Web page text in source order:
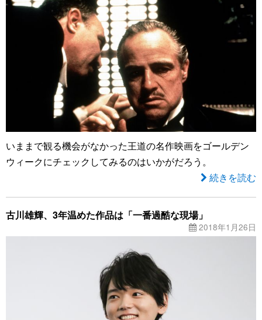
いままで観る機会がなかった王道の名作映画をゴールデン
ウィークにチェックしてみるのはいかがだろう。
続きを読む
古川雄輝、3年温めた作品は「一番過酷な現場」
2018年1月26日